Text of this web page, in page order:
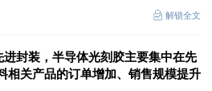
解锁全文
进封装，半导体光刻胶主要集中在先
相关产品的订单增加、销售规模提升